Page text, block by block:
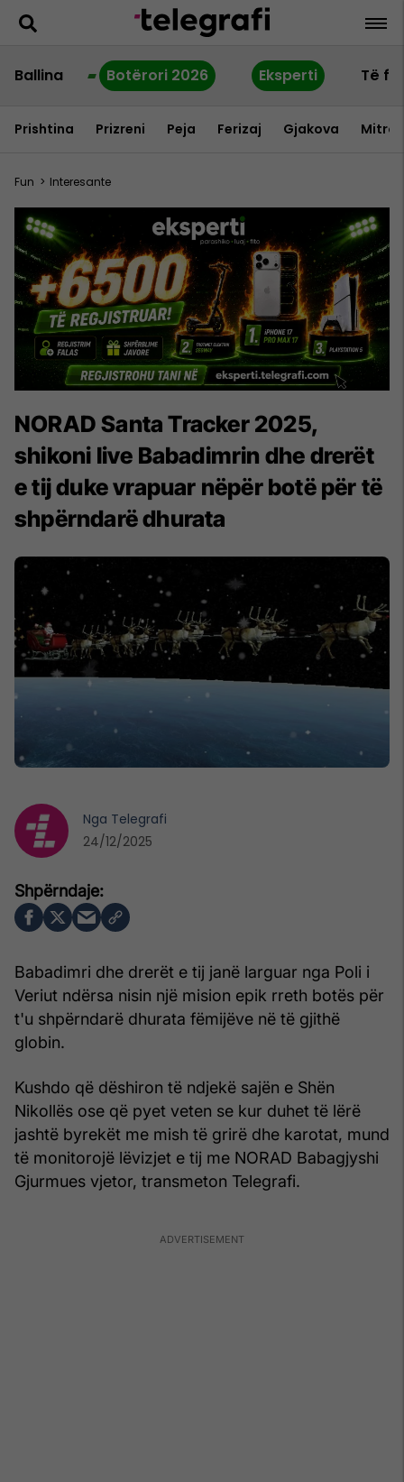
Ballina Botërori 2026 Eksperti Të
Prishtina Prizreni Peja Ferizaj Gjakova
Fun > Interesante
NORAD Santa Tracker 2025,
shikoni live Babadimrin dhe drerët
e tij duke vrapuar nëpër botë për të
shpërndarë dhurata
Babadimri dhe drerët e tij janë larguar nga Poli i
Veriut ndërsa nisin një mision epik rreth botës për
t'u shpërndarë dhurata fëmijëve në të gjithë
globin.
Kushdo që dëshiron të ndjekë sajën e Shën
Nikollës ose që pyet veten se kur duhet të lërë
jashtë byrekët me mish të grirë dhe karotat, mund
të monitorojë lëvizjet e tij me NORAD Babagjyshi
Gjurmues vjetor, transmeton Telegrafi.
Nga Telegrafi
24/12/2025